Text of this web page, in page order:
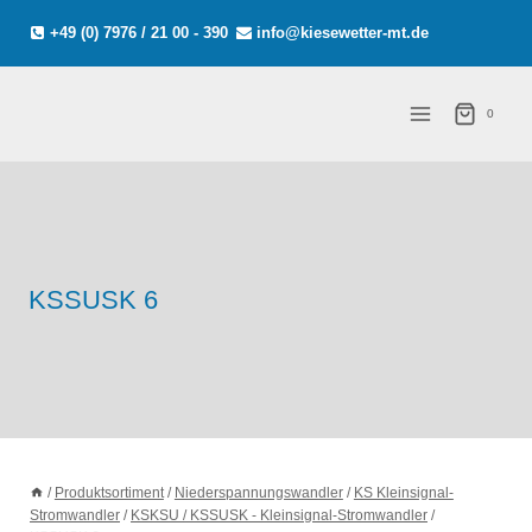
Inhalt
springen
+49 (0) 7976 / 21 00 - 390 info@kiesewetter-mt.de
0
KSSUSK 6
/ Produktsortiment / Niederspannungswandler / KS Kleinsignal-
Stromwandler / KSKSU / KSSUSK - Kleinsignal-Stromwandler /